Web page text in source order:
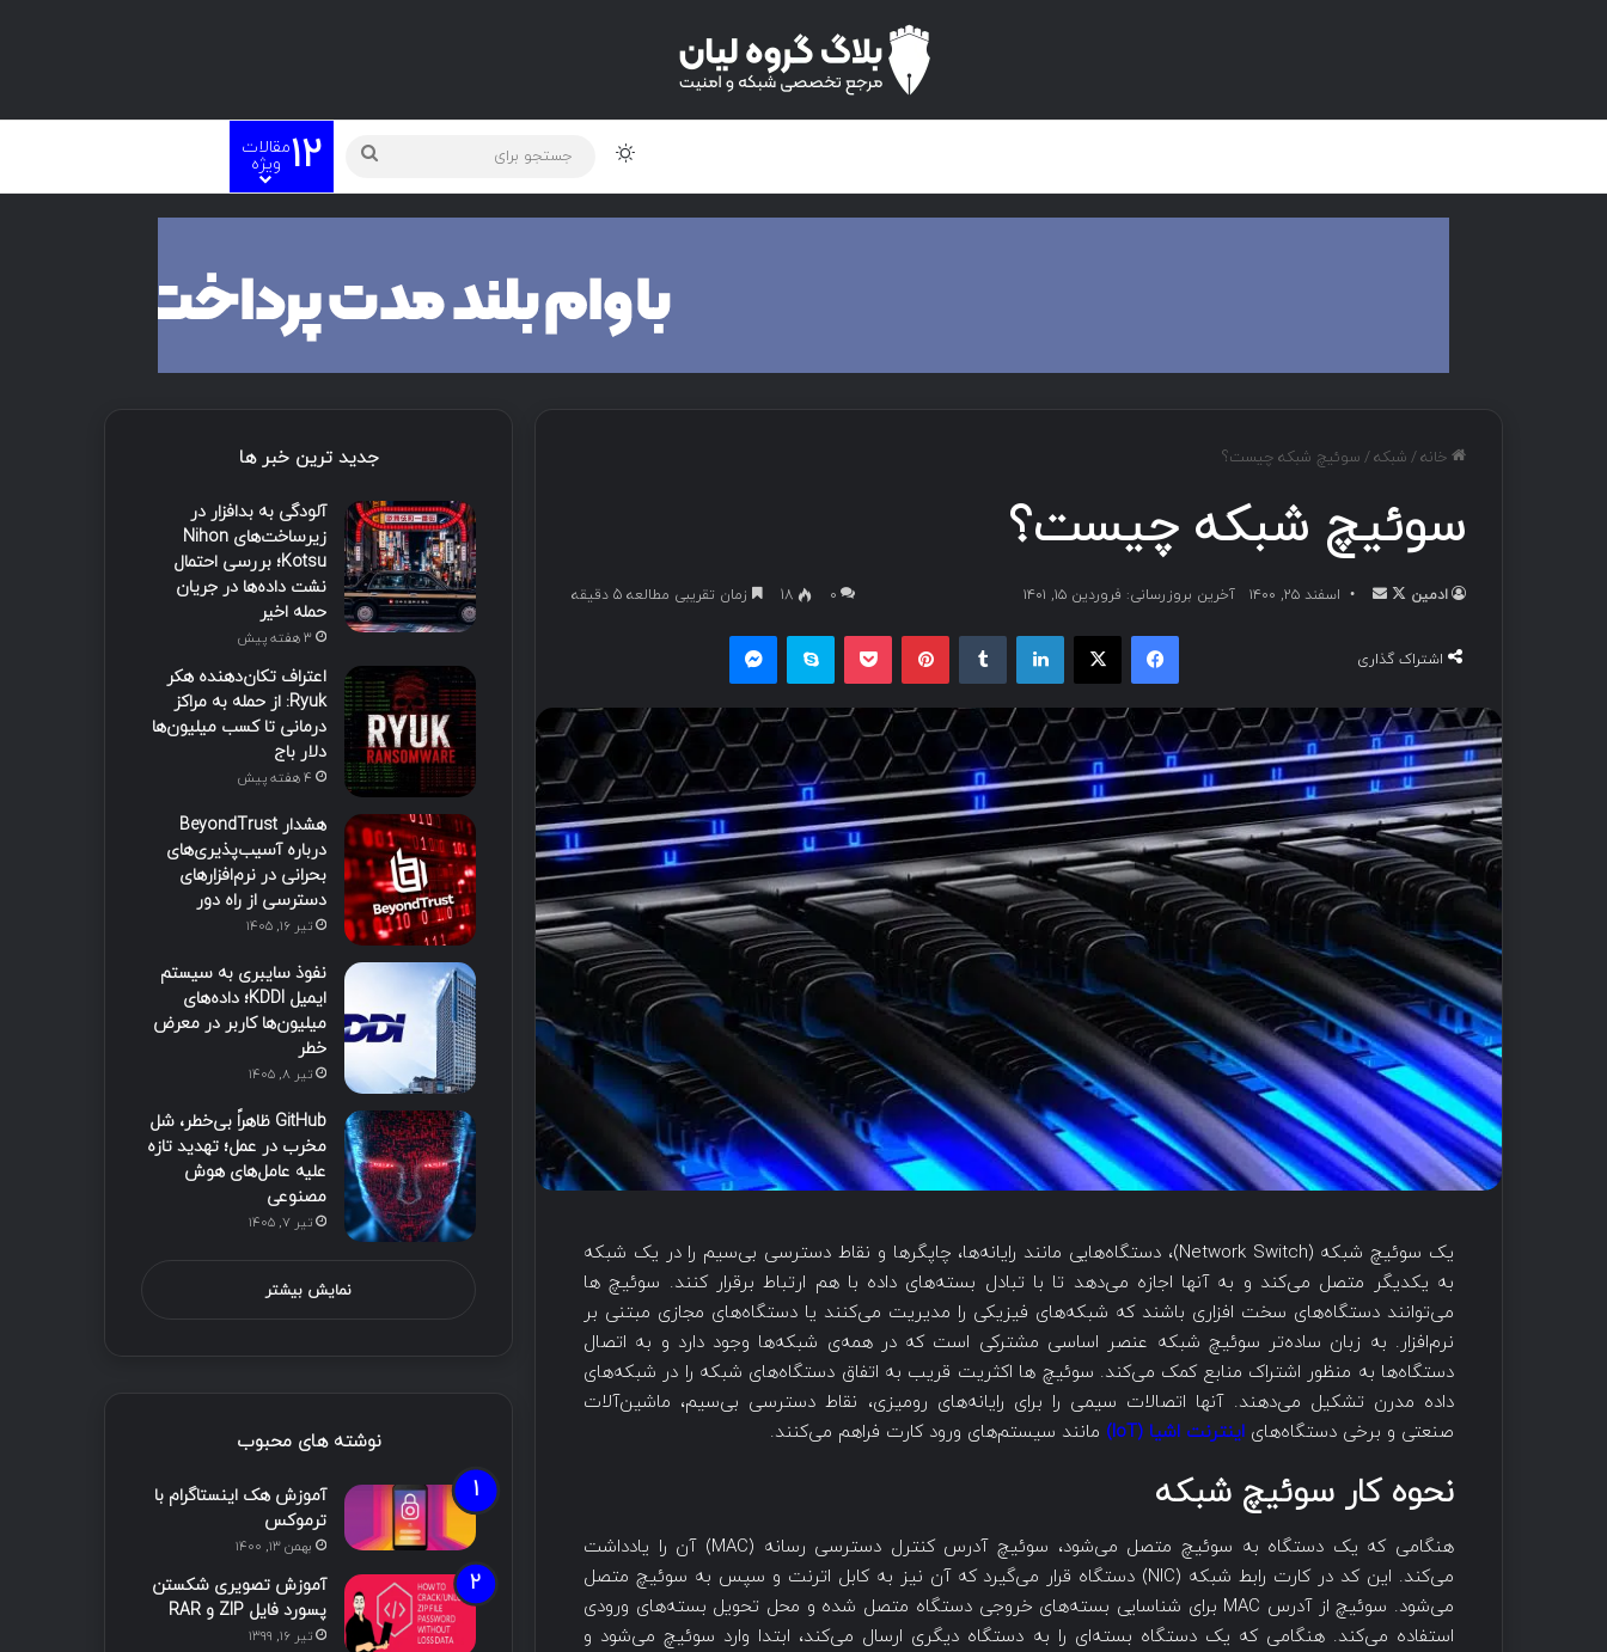
12مقالات
ویژه
خانه/ شبکه/ سوئیچ شبکه چیست؟
سوئیچ شبکه چیست؟
ادمین اسفند ۲۵, ۱۴۰۰ آخرین بروزرسانی: فروردین ۱۵, ۱۴۰۱ ۰ 18 زمان تقریبی مطالعه 5 دقیقه
اشتراک گذاری
یک سوئیچ شبکه (Network Switch)، دستگاه‌هایی مانند رایانه‌ها، چاپگرها و نقاط دسترسی بی‌سیم را در یک شبکه
به یکدیگر متصل می‌کند و به آنها اجازه می‌دهد تا با تبادل بسته‌های داده با هم ارتباط برقرار کنند. سوئیچ ها
می‌توانند دستگاه‌های سخت افزاری باشند که شبکه‌های فیزیکی را مدیریت می‌کنند یا دستگاه‌های مجازی مبتنی بر
نرم‌افزار. به زبان ساده‌تر سوئیچ شبکه عنصر اساسی مشترکی است که در همه‌ی شبکه‌ها وجود دارد و به اتصال
دستگاه‌ها به منظور اشتراک منابع کمک می‌کند. سوئیچ ها اکثریت قریب به اتفاق دستگاه‌های شبکه را در شبکه‌های
داده مدرن تشکیل می‌دهند. آنها اتصالات سیمی را برای رایانه‌های رومیزی، نقاط دسترسی بی‌سیم، ماشین‌آلات
صنعتی و برخی دستگاه‌های اینترنت اشیا (IoT) مانند سیستم‌های ورود کارت فراهم می‌کنند.
نحوه کار سوئیچ شبکه
هنگامی که یک دستگاه به سوئیچ متصل می‌شود، سوئیچ آدرس کنترل دسترسی رسانه (MAC) آن را یادداشت
می‌کند. این کد در کارت رابط شبکه (NIC) دستگاه قرار می‌گیرد که آن نیز به کابل اترنت و سپس به سوئیچ متصل
می‌شود. سوئیچ از آدرس MAC برای شناسایی بسته‌های خروجی دستگاه متصل شده و محل تحویل بسته‌های ورودی
استفاده می‌کند. هنگامی که یک دستگاه بسته‌ای را به دستگاه دیگری ارسال می‌کند، ابتدا وارد سوئیچ می‌شود و
جدید ترین خبر ها
آلودگی به بدافزار در
زیرساخت‌های Nihon
Kotsu؛ بررسی احتمال
نشت داده‌ها در جریان
حمله اخیر
3 هفته پیش
اعتراف تکان‌دهنده هکر
Ryuk: از حمله به مراکز
درمانی تا کسب میلیون‌ها
دلار باج
4 هفته پیش
هشدار BeyondTrust
درباره آسیب‌پذیری‌های
بحرانی در نرم‌افزارهای
دسترسی از راه دور
تیر ۱۶, ۱۴۰۵
نفوذ سایبری به سیستم
ایمیل KDDI؛ داده‌های
میلیون‌ها کاربر در معرض
خطر
تیر ۸, ۱۴۰۵
GitHub ظاهراً بی‌خطر، شل
مخرب در عمل؛ تهدید تازه
علیه عامل‌های هوش
مصنوعی
تیر ۷, ۱۴۰۵
نمایش بیشتر
نوشته های محبوب
آموزش هک اینستاگرام با
ترموکس
بهمن ۱۳, ۱۴۰۰
آموزش تصویری شکستن
پسورد فایل ZIP و RAR
تیر ۱۶, ۱۳۹۹